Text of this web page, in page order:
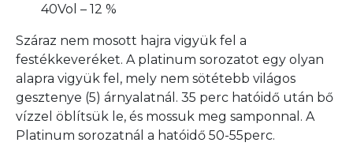
40Vol – 12 %
Száraz nem mosott hajra vigyük fel a
festékkeveréket. A platinum sorozatot egy olyan
alapra vigyük fel, mely nem sötétebb világos
gesztenye (5) árnyalatnál. 35 perc hatóidő után bő
vízzel öblítsük le, és mossuk meg samponnal. A
Platinum sorozatnál a hatóidő 50-55perc.